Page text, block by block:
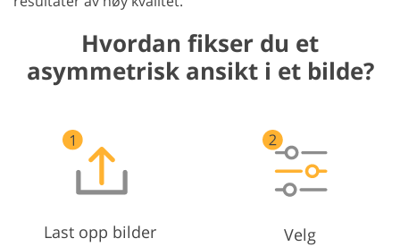
Hvordan fikser du et
asymmetrisk ansikt i et bilde?
Last opp bilder
Velg